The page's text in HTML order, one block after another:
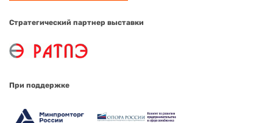
Стратегический партнер выставки
При поддержке